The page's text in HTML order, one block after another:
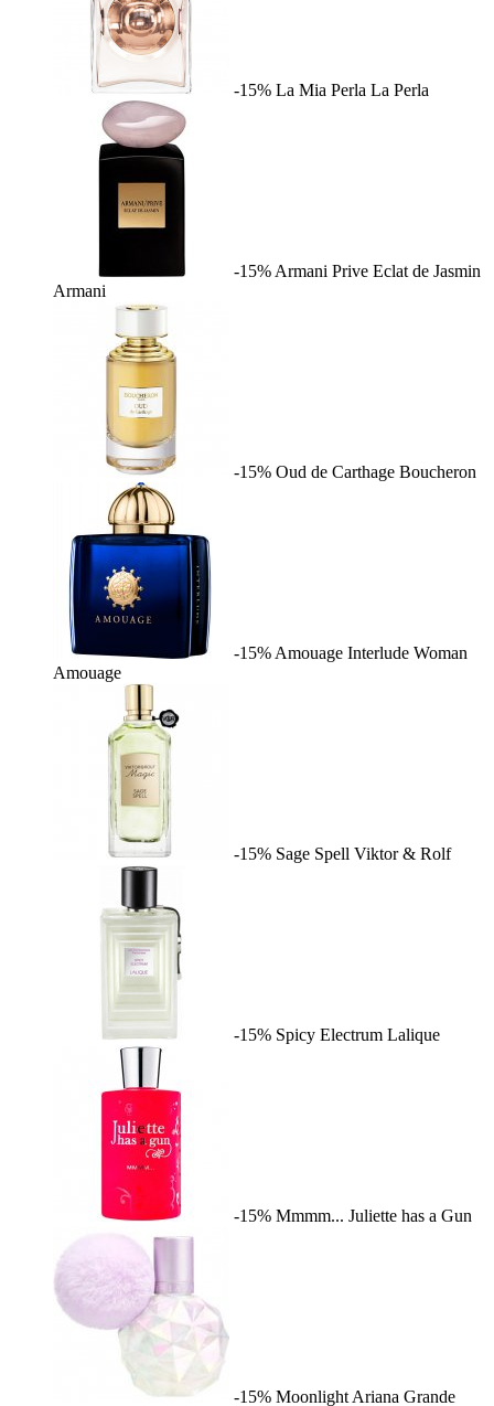
-15% La Mia Perla La Perla
-15% Armani Prive Eclat de Jasmin
Armani
-15% Oud de Carthage Boucheron
-15% Amouage Interlude Woman
Amouage
-15% Sage Spell Viktor & Rolf
-15% Spicy Electrum Lalique
-15% Mmmm... Juliette has a Gun
-15% Moonlight Ariana Grande